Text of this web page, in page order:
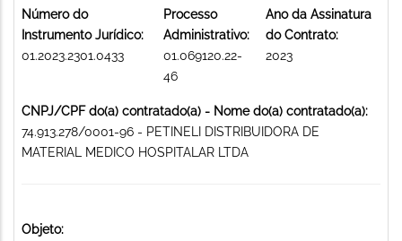
Número do
Instrumento Jurídico:
01.2023.2301.0433
Processo
Administrativo:
01.069120.22-
46
Ano da Assinatura
do Contrato:
2023
CNPJ/CPF do(a) contratado(a) - Nome do(a) contratado(a):
74.913.278/0001-96 - PETINELI DISTRIBUIDORA DE
MATERIAL MEDICO HOSPITALAR LTDA
Objeto: